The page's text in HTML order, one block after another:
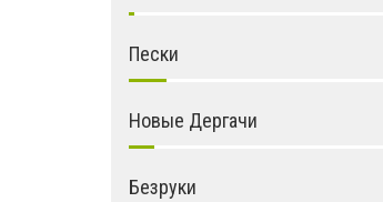
Пески
Новые Дергачи
Безруки